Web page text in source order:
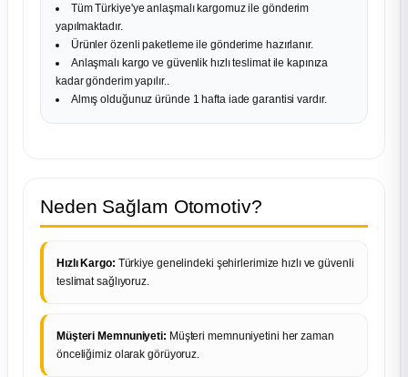
Tüm Türkiye'ye anlaşmalı kargomuz ile gönderim
yapılmaktadır.
Ürünler özenli paketleme ile gönderime hazırlanır.
Anlaşmalı kargo ve güvenlik hızlı teslimat ile kapınıza
kadar gönderim yapılır..
Almış olduğunuz üründe 1 hafta iade garantisi vardır.
Neden Sağlam Otomotiv?
Hızlı Kargo: Türkiye genelindeki şehirlerimize hızlı ve güvenli
teslimat sağlıyoruz.
Müşteri Memnuniyeti: Müşteri memnuniyetini her zaman
önceliğimiz olarak görüyoruz.